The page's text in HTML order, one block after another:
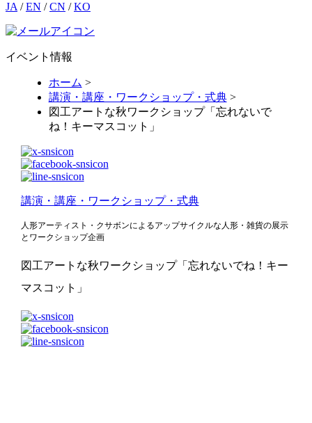
JA /EN /CN /KO
イベント情報
ホーム >
講演・講座・ワークショップ・式典>
図工アートな秋ワークショップ「忘れないで
ね！キーマスコット」
講演・講座・ワークショップ・式典
人形アーティスト・クサボンによるアップサイクルな人形・雑貨の展示
とワークショップ企画
図工アートな秋ワークショップ「忘れないでね！キー
マスコット」